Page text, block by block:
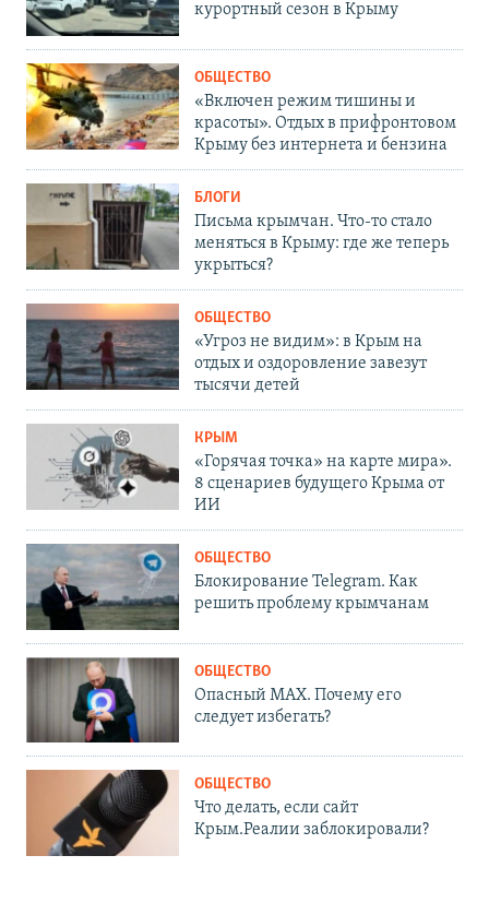
курортный сезон в Крыму
ОБЩЕСТВО
«Включен режим тишины и
красоты». Отдых в прифронтовом
Крыму без интернета и бензина
БЛОГИ
Письма крымчан. Что-то стало
меняться в Крыму: где же теперь
укрыться?
ОБЩЕСТВО
«Угроз не видим»: в Крым на
отдых и оздоровление завезут
тысячи детей
КРЫМ
«Горячая точка» на карте мира».
8 сценариев будущего Крыма от
ИИ
ОБЩЕСТВО
Блокирование Telegram. Как
решить проблему крымчанам
ОБЩЕСТВО
Опасный MAX. Почему его
следует избегать?
ОБЩЕСТВО
Что делать, если сайт
Крым.Реалии заблокировали?